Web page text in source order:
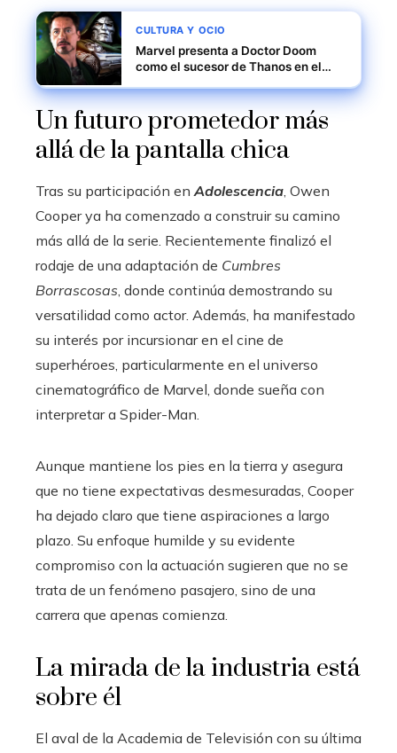
CULTURA Y OCIO
Marvel presenta a Doctor Doom
como el sucesor de Thanos en el
Un futuro prometedor más
allá de la pantalla chica
Tras su participación en Adolescencia , Owen
Cooper ya ha comenzado a construir su camino
más allá de la serie. Recientemente finalizó el
rodaje de una adaptación de Cumbres
Borrascosas , donde continúa demostrando su
versatilidad como actor. Además, ha manifestado
su interés por incursionar en el cine de
superhéroes, particularmente en el universo
cinematográfico de Marvel, donde sueña con
interpretar a Spider-Man.
Aunque mantiene los pies en la tierra y asegura
que no tiene expectativas desmesuradas, Cooper
ha dejado claro que tiene aspiraciones a largo
plazo. Su enfoque humilde y su evidente
compromiso con la actuación sugieren que no se
trata de un fenómeno pasajero, sino de una
carrera que apenas comienza.
La mirada de la industria está
sobre él
El aval de la Academia de Televisión con su última